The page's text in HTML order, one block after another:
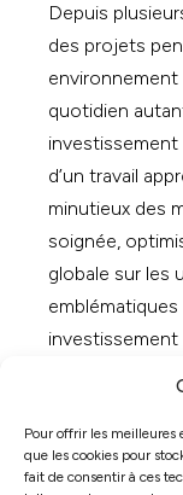
Pour offrir les meilleures
que les cookies pour
fait de consentir à ces
Depuis
des projets
quotidien
d’un travail
minutieux des
soignée,
globale sur les
investissement